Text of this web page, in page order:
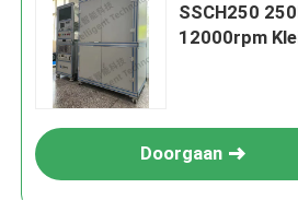
SSCH250
12000rpm
Doorgaan